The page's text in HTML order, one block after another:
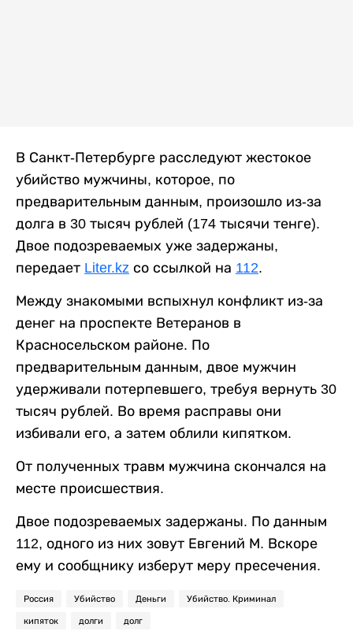
В Санкт-Петербурге расследуют жестокое
убийство мужчины, которое, по
предварительным данным, произошло из-за
долга в 30 тысяч рублей (174 тысячи тенге).
Двое подозреваемых уже задержаны,
передает Liter.kz со ссылкой на 112.
Между знакомыми вспыхнул конфликт из-за
денег на проспекте Ветеранов в
Красносельском районе. По
предварительным данным, двое мужчин
удерживали потерпевшего, требуя вернуть 30
тысяч рублей. Во время расправы они
избивали его, а затем облили кипятком.
От полученных травм мужчина скончался на
месте происшествия.
Двое подозреваемых задержаны. По данным
112, одного из них зовут Евгений М. Вскоре
ему и сообщнику изберут меру пресечения.
Россия Убийство Деньги Убийство. Криминал
кипяток долги долг